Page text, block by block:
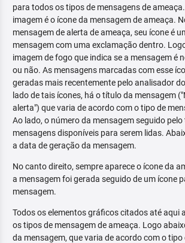
para todos os tipos de mensagens de
imagem é o ícone da mensagem de ameaça.
mensagem de alerta de ameaça, seu ícone é
mensagem com uma exclamação dentro.
imagem de fogo que indica se a mensagem é
ou não. As mensagens marcadas com esse
geradas mais recentemente pelo analisador
lado de tais ícones, há o título da mensagem
alerta") que varia de acordo com o tipo de
Ao lado, o número da mensagem seguido
mensagens disponíveis para serem lidas.
a data de geração da mensagem.
No canto direito, sempre aparece o ícone da
a mensagem foi gerada seguido de um ícone
mensagem.
Todos os elementos gráficos citados até aqui
os tipos de mensagem de ameaça. Logo
da mensagem, que varia de acordo com o tipo